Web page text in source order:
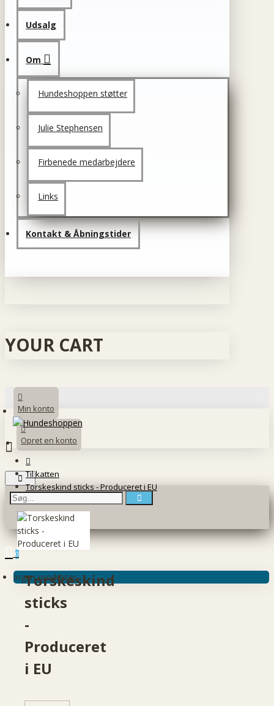
Udsalg
Om
Hundeshoppen støtter
Julie Stephensen
Firbenede medarbejdere
Links
Kontakt & Åbningstider
YOUR CART
Min konto
Opret en konto
0 vare(r) - 0 DKK
0
Ingen produkter
Til katten
Torskeskind sticks - Produceret i EU
Torskeskind
sticks
-
Produceret
i EU